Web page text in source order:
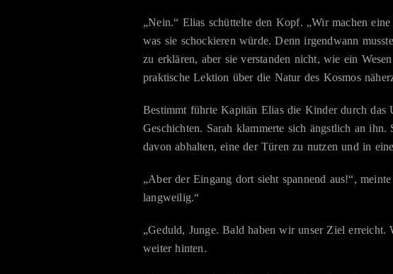
„Nein.“ Elias schüttelte den Kopf. „Wir machen
was sie schockieren würde. Denn irgendwann
zu erklären, aber sie verstanden nicht, wie ein
praktische Lektion über die Natur des Kosmos
Bestimmt führte Kapitän Elias die Kinder durch das
Geschichten. Sarah klammerte sich ängstlich an
davon abhalten, eine der Türen zu nutzen und in
„Aber der Eingang dort sieht spannend aus!“,
langweilig.“
„Geduld, Junge. Bald haben wir unser Ziel
weiter hinten.